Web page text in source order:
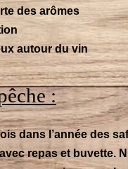
des arômes
autour du vin
:
dans l’année des
repas et buvette.